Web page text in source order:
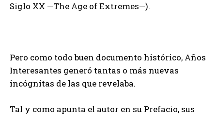
Siglo XX —The Age of Extremes—).
Pero como todo buen documento histórico, Años
Interesantes generó tantas o más nuevas
incógnitas de las que revelaba.
Tal y como apunta el autor en su Prefacio, sus